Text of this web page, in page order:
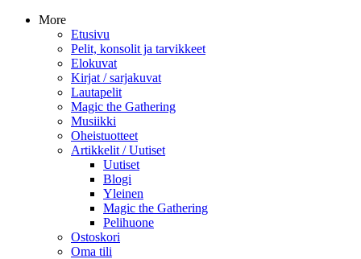
More
Etusivu
Pelit, konsolit ja tarvikkeet
Elokuvat
Kirjat / sarjakuvat
Lautapelit
Magic the Gathering
Musiikki
Oheistuotteet
Artikkelit / Uutiset
Uutiset
Blogi
Yleinen
Magic the Gathering
Pelihuone
Ostoskori
Oma tili